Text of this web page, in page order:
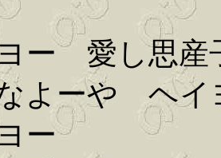
愛し思産
ーや ヘイ
ー